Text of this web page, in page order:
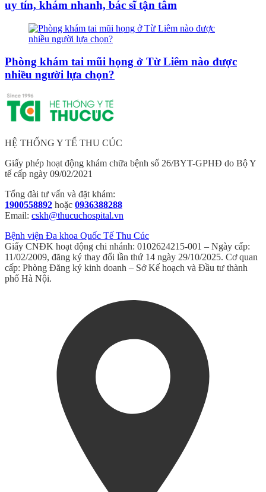
uy tín, khám nhanh, bác sĩ tận tâm
Phòng khám tai mũi họng ở Từ Liêm nào được
nhiều người lựa chọn?
HỆ THỐNG Y TẾ THU CÚC
Giấy phép hoạt động khám chữa bệnh số 26/BYT-GPHĐ do Bộ Y
tế cấp ngày 09/02/2021
Tổng đài tư vấn và đặt khám:
1900558892 hoặc 0936388288
Email: cskh@thucuchospital.vn
Bệnh viện Đa khoa Quốc Tế Thu Cúc
Giấy CNĐK hoạt động chi nhánh: 0102624215-001 – Ngày cấp:
11/02/2009, đăng ký thay đổi lần thứ 14 ngày 29/10/2025. Cơ quan
cấp: Phòng Đăng ký kinh doanh – Sở Kế hoạch và Đầu tư thành
phố Hà Nội.